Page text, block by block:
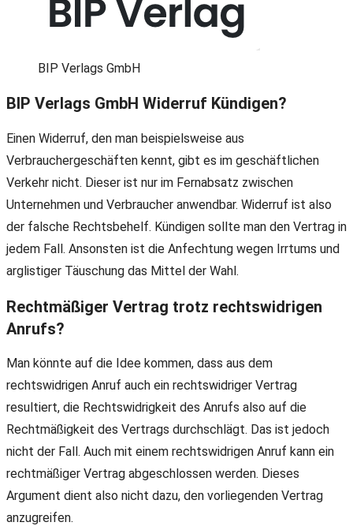
BIP Verlags GmbH
BIP Verlags GmbH Widerruf Kündigen?
Einen Widerruf, den man beispielsweise aus
Verbrauchergeschäften kennt, gibt es im geschäftlichen
Verkehr nicht. Dieser ist nur im Fernabsatz zwischen
Unternehmen und Verbraucher anwendbar. Widerruf ist also
der falsche Rechtsbehelf. Kündigen sollte man den Vertrag in
jedem Fall. Ansonsten ist die Anfechtung wegen Irrtums und
arglistiger Täuschung das Mittel der Wahl.
Rechtmäßiger Vertrag trotz rechtswidrigen
Anrufs?
Man könnte auf die Idee kommen, dass aus dem
rechtswidrigen Anruf auch ein rechtswidriger Vertrag
resultiert, die Rechtswidrigkeit des Anrufs also auf die
Rechtmäßigkeit des Vertrags durchschlägt. Das ist jedoch
nicht der Fall. Auch mit einem rechtswidrigen Anruf kann ein
rechtmäßiger Vertrag abgeschlossen werden. Dieses
Argument dient also nicht dazu, den vorliegenden Vertrag
anzugreifen.